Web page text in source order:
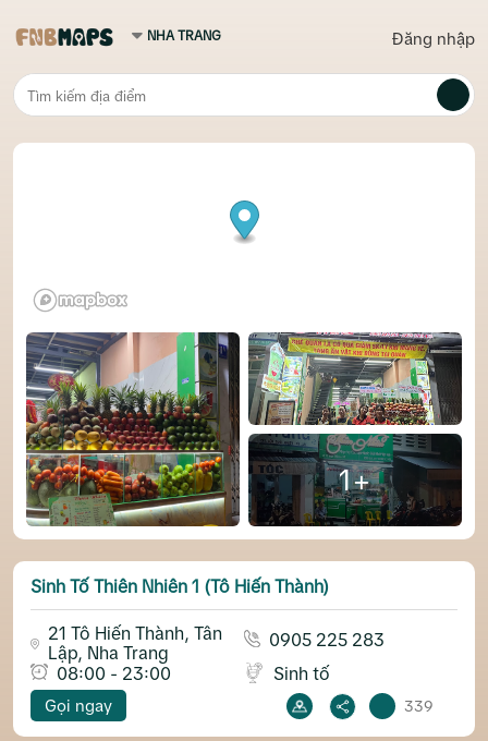
Đăng nhập
1+
Sinh Tố Thiên Nhiên 1 (Tô Hiến Thành)
21 Tô Hiến Thành, Tân
Lập, Nha Trang
0905 225 283
08:00 - 23:00
Sinh tố
Gọi ngay 339